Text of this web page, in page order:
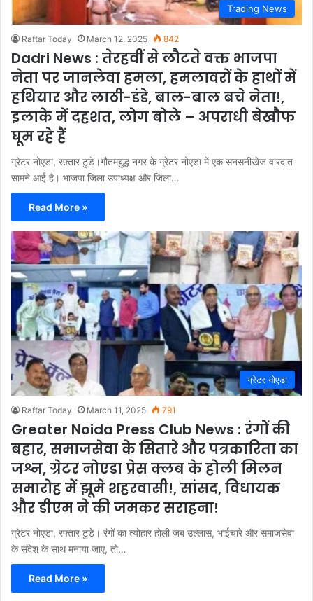
Trading News
Raftar Today March 12, 2025 842
Dadri News : तेरहवीं से लौटते वक्त भाजपा
नेता पर जानलेवा हमला, हमलावरों के हाथों में
हथियार और लाठी-डंडे, बाल-बाल बचे नेता!,
इलाके में दहशत, लोग बोले – अपराधी बेखौफ
घूम रहे हैं
ग्रेटर नोएडा, रफ़्तार टुडे।गौतमबुद्ध नगर के ग्रेटर नोएडा में एक सनसनीखेज वारदात
सामने आई है। भाजपा जिला उपाध्यक्ष और जिला…
Read More »
ग्रेटर नोएडा
Raftar Today March 11, 2025 791
Greater Noida Press Club News : रंगों की
बहार, समाजसेवा के सितारे और पत्रकारिता का
जश्न, ग्रेटर नोएडा प्रेस क्लब के होली मिलन
समारोह में झूमे शहरवासी!, सांसद, विधायक
और डीएम ने की जमकर सराहना!
ग्रेटर नोएडा, रफ्तार टुडे। रंगों का त्योहार होली जब उल्लास, भाईचारे और समाजसेवा
के संदेश के साथ मनाया जाए, तो…
Read More »